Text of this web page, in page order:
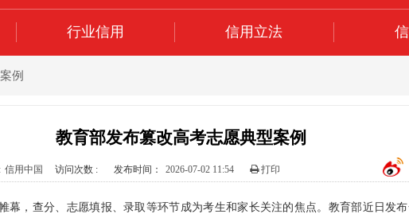
行业信用 信用立法
例
教育部发布篡改高考志愿典型案例
信用中国 访问次数 : 发布时间： 2026-07-02 11:54 打印
幕，查分、志愿填报、录取等环节成为考生和家长关注的焦点。教育部近日发